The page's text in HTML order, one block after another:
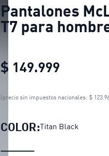
Pantalones
T7 para
$ 149.999
(precio sin impuestos nacionales: $
COLOR:Titan Black